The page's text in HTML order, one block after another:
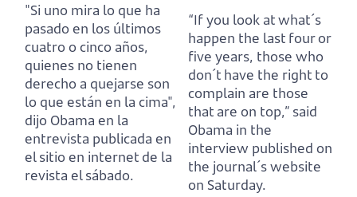
"Si uno mira lo que ha
pasado en los últimos
cuatro o cinco años,
quienes no tienen
derecho a quejarse son
lo que están en la cima",
dijo Obama en la
entrevista publicada en
el sitio en internet de la
revista el sábado.
“If you look at what´s
happen the last four or
five years, those who
don´t have the right to
complain are those
that are on top,” said
Obama in the
interview published on
the journal´s website
on Saturday.